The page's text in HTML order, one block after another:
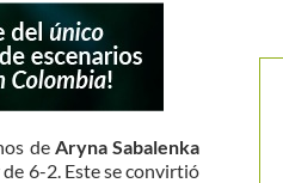
deAryna Sabalenka
6-2. Este se convirtió